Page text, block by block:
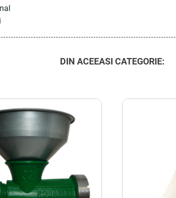
DIN ACEEASI CATEGORIE: